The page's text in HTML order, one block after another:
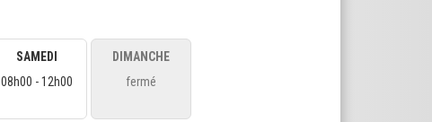
SAMEDI
08h00 - 12h00
DIMANCHE
fermé